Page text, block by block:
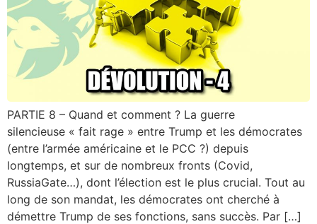
PARTIE 8 – Quand et comment ? La guerre
silencieuse « fait rage » entre Trump et les démocrates
(entre l’armée américaine et le PCC ?) depuis
longtemps, et sur de nombreux fronts (Covid,
RussiaGate…), dont l’élection est le plus crucial. Tout au
long de son mandat, les démocrates ont cherché à
démettre Trump de ses fonctions, sans succès. Par […]